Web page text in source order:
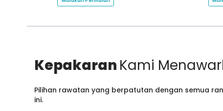
Kepakaran Kami
Pilihan rawatan yang berpatutan dengan semua
ini.